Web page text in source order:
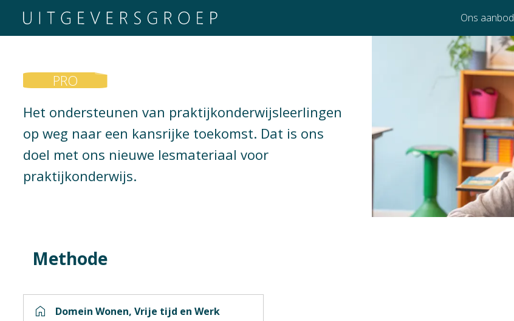
Ons aanbod
PRO
Het ondersteunen van praktijkonderwijsleerlingen
op weg naar een kansrijke toekomst. Dat is ons
doel met ons nieuwe lesmateriaal voor
praktijkonderwijs.
Methode
home Domein Wonen, Vrije tijd en Werk